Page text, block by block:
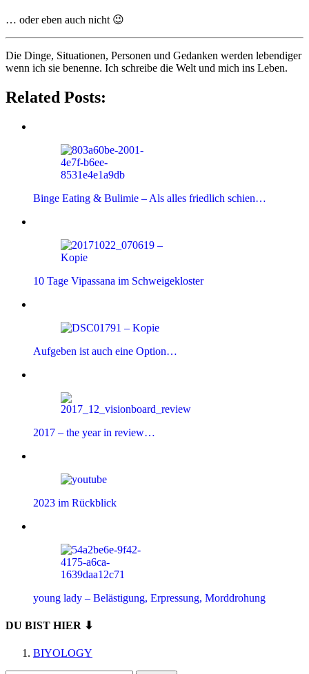
… oder eben auch nicht 😉
Die Dinge, Situationen, Personen und Gedanken werden lebendiger
wenn ich sie benenne. Ich schreibe die Welt und mich ins Leben.
Related Posts:
Binge Eating & Bulimie – Als alles friedlich schien…
10 Tage Vipassana im Schweigekloster
Aufgeben ist auch eine Option…
2017 – the year in review…
2023 im Rückblick
young lady – Belästigung, Erpressung, Morddrohung
DU BIST HIER ⬇
BIYOLOGY